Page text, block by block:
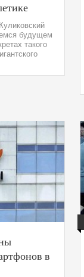
будущем
такого
в